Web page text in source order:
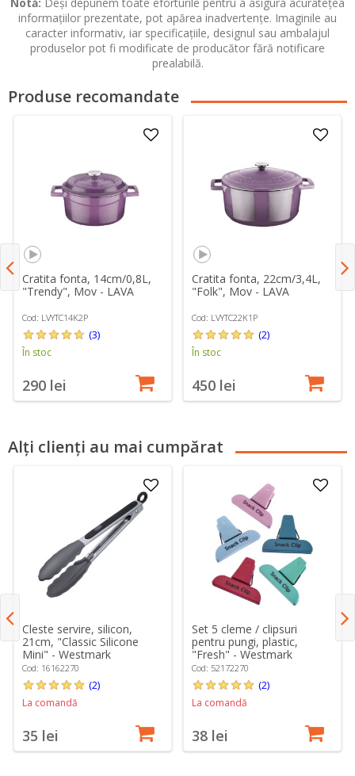
informațiilor prezentate, pot apărea inadvertențe. Imaginile au
caracter informativ, iar specificațiile, designul sau ambalajul
produselor pot fi modificate de producător fără notificare
prealabilă.
Produse recomandate
Cratita fonta, 14cm/0,8L,
"Trendy", Mov - LAVA
Cod: LVYTC14K2P
(3)
În stoc
290 lei
Cratita fonta, 22cm/3,4L,
"Folk", Mov - LAVA
Cod: LVYTC22K1P
(2)
În stoc
450 lei
Alți clienți au mai cumpărat
Cleste servire, silicon,
21cm, "Classic Silicone
Mini" - Westmark
Cod: 16162270
(2)
La comandă
35 lei
Set 5 cleme / clipsuri
pentru pungi, plastic,
"Fresh" - Westmark
Cod: 52172270
(2)
La comandă
38 lei